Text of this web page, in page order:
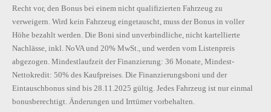
Recht vor, den Bonus bei einem nicht qualifizierten Fahrzeug zu
verweigern. Wird kein Fahrzeug eingetauscht, muss der Bonus in voller
Höhe bezahlt werden. Die Boni sind unverbindliche, nicht kartellierte
Nachlässe, inkl. NoVA und 20% MwSt., und werden vom Listenpreis
abgezogen. Mindestlaufzeit der Finanzierung: 36 Monate, Mindest-
Nettokredit: 50% des Kaufpreises. Die Finanzierungsboni und der
Eintauschbonus sind bis 28.11.2025 gültig. Jedes Fahrzeug ist nur einmal
bonusberechtigt. Änderungen und Irrtümer vorbehalten.